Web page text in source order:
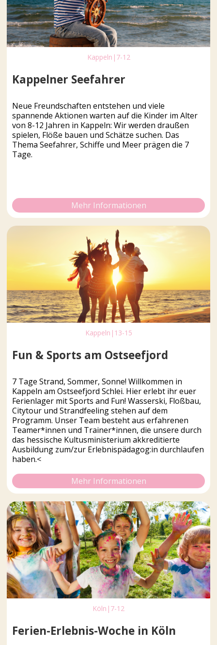
Kappeln | 7-12
Kappelner Seefahrer
Neue Freundschaften entstehen und viele
spannende Aktionen warten auf die Kinder im Alter
von 8-12 Jahren in Kappeln: Wir werden draußen
spielen, Flöße bauen und Schätze suchen. Das
Thema Seefahrer, Schiffe und Meer prägen die 7
Tage.
Mehr Informationen
Kappeln | 13-15
Fun & Sports am Ostseefjord
7 Tage Strand, Sommer, Sonne! Willkommen in
Kappeln am Ostseefjord Schlei. Hier erlebt ihr euer
Ferienlager mit Sports and Fun! Wasserski, Floßbau,
Citytour und Strandfeeling stehen auf dem
Programm. Unser Team besteht aus erfahrenen
Teamer*innen und Trainer*innen, die unsere durch
das hessische Kultusministerium akkreditierte
Ausbildung zum/zur Erlebnispädagog:in durchlaufen
haben.<
Mehr Informationen
Köln | 7-12
Ferien-Erlebnis-Woche in Köln